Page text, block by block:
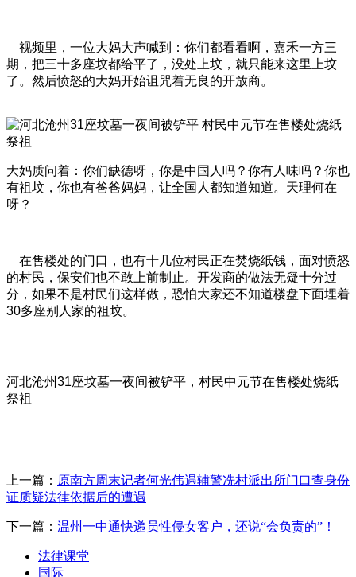
视频里，一位大妈大声喊到：你们都看看啊，嘉禾一方三
期，把三十多座坟都给平了，没处上坟，就只能来这里上坟
了。然后愤怒的大妈开始诅咒着无良的开放商。
大妈质问着：你们缺德呀，你是中国人吗？你有人味吗？你也
有祖坟，你也有爸爸妈妈，让全国人都知道知道。天理何在
呀？
在售楼处的门口，也有十几位村民正在焚烧纸钱，面对愤怒
的村民，保安们也不敢上前制止。开发商的做法无疑十分过
分，如果不是村民们这样做，恐怕大家还不知道楼盘下面埋着
30多座别人家的祖坟。
河北沧州31座坟墓一夜间被铲平，村民中元节在售楼处烧纸
祭祖
上一篇： 原南方周末记者何光伟遇辅警冼村派出所门口查身份
证质疑法律依据后的遭遇
下一篇： 温州一中通快递员性侵女客户，还说“会负责的”！
法律课堂
国际